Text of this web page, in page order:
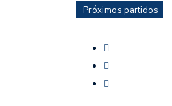
Próximos partidos